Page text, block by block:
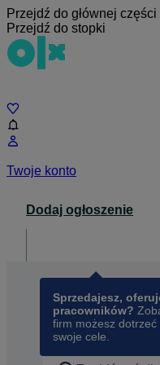
Przejdź do głównej części
Przejdź do stopki
Twoje konto
Dodaj ogłoszenie
Sprzedajesz,
pracowników?
firm możesz
swoje cele.